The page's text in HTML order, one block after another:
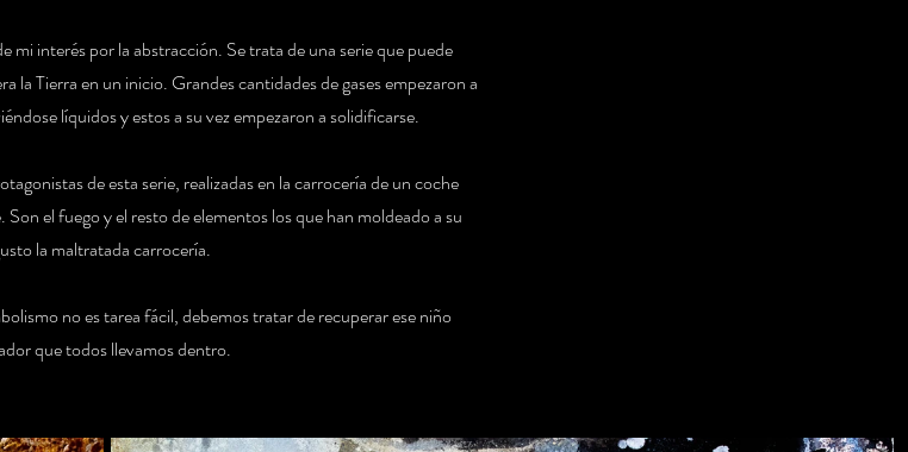
mi interés por la abstracción. Se trata de una serie que puede
la Tierra en un inicio. Grandes cantidades de gases empezaron a
líquidos y estos a su vez empezaron a solidificarse.
de esta serie, realizadas en la carrocería de un coche
el fuego y el resto de elementos los que han moldeado a su
la maltratada carrocería.
no es tarea fácil, debemos tratar de recuperar ese niño
que todos llevamos dentro.